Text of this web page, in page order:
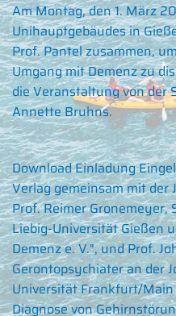
Am Montag, den 1. März
Unihauptgebäudes in
Prof. Pantel zusammen,
Umgang mit Demenz zu
die Veranstaltung von der
Annette Bruhns.
Download Einladung
Verlag gemeinsam mit
Prof. Reimer Gronemeyer,
Liebig-Universität Gießen
Demenz e. V.", und Prof.
Gerontopsychiater an der
Universität Frankfurt/
Diagnose von